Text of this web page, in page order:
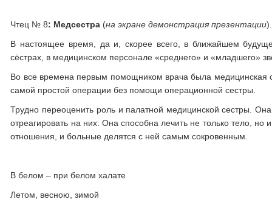
Чтец № 8: Медсестра (на экране демонстрация презентации).
В настоящее время, да и, скорее всего, в ближайшем
сёстрах, в медицинском персонале «среднего» и «младшего»
Во все времена первым помощником врача была медицинская
самой простой операции без помощи операционной сестры.
Трудно переоценить роль и палатной медицинской сестры.
отреагировать на них. Она способна лечить не только тело,
отношения, и больные делятся с ней самым сокровенным.
В белом – при белом халате
Летом, весною, зимой